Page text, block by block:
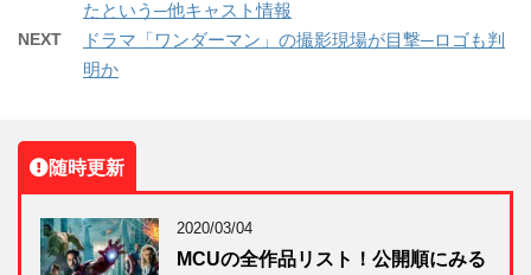
たという─他キャスト情報
NEXT
ドラマ「ワンダーマン」の撮影現場が目撃─ロゴも判
明か
随時更新
2020/03/04
MCUの全作品リスト！公開順にみる